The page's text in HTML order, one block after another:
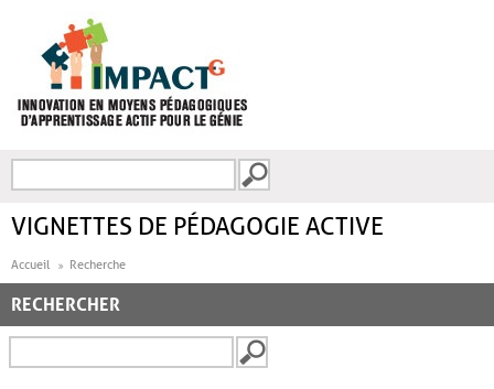
FORMULAIRE DE
VIGNETTES DE PÉDAGOGIE ACTIVE
Accueil Recherche
RECHERCHER